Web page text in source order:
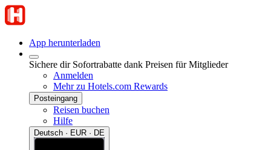
App herunterladen
Sichere dir Sofortrabatte dank Preisen für Mitglieder
Anmelden
Mehr zu Hotels.com Rewards
Posteingang
Reisen buchen
Hilfe
Deutsch · EUR · DE